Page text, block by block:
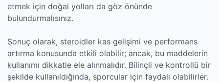
etmek için doğal yolları da göz önünde
bulundurmalısınız.
Sonuç olarak, steroidler kas gelişimi ve performans
artırma konusunda etkili olabilir; ancak, bu maddelerin
kullanımı dikkatle ele alınmalıdır. Bilinçli ve kontrollü bir
şekilde kullanıldığında, sporcular için faydalı olabilirler.